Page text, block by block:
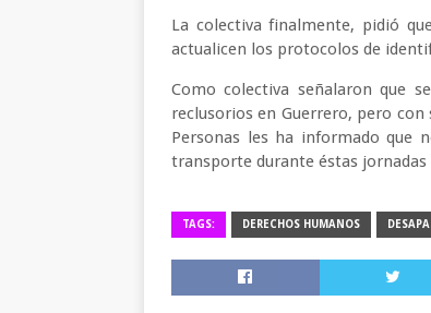
La colectiva finalmente, pidió
actualicen los protocolos de
Como colectiva señalaron que
reclusorios en Guerrero, pero con
Personas les ha informado que
transporte durante éstas jornadas
TAGS: DERECHOS HUMANOS